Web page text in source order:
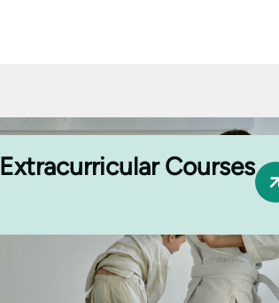
Extracurricular Courses